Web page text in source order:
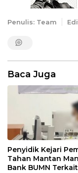
Penulis: Team
Baca Juga
Penyidik Kejari
Tahan Mantan
Bank BUMN Terkait